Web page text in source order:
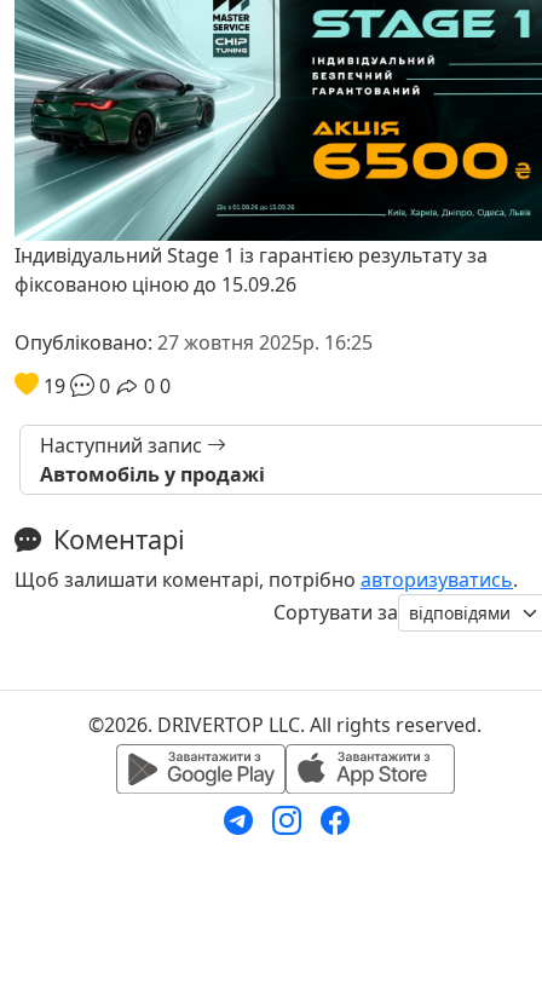
Індивідуальний Stage 1 із гарантією результату за
фіксованою ціною до 15.09.26
Опубліковано: 27 жовтня 2025р. 16:25
19
0 00
Наступний запис
Автомобіль у продажі
Коментарі
Щоб залишати коментарі, потрібно авторизуватись.
Сортувати за
©2026. DRIVERTOP LLC. All rights reserved.